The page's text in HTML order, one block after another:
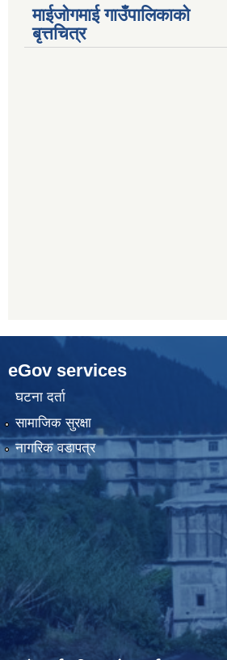
माईजोगमाई गाउँपालिकाको
बृत्तचित्र
eGov services
घटना दर्ता
सामाजिक सुरक्षा
नागरिक वडापत्र